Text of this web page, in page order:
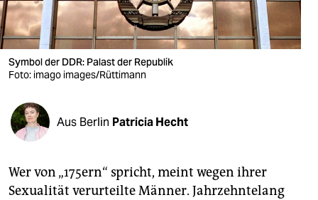
verlag
verlag
veranstaltungen
shop
fragen & hilfe
abo
Symbol der DDR: Palast der Republik
Foto: imago images/Rüttimann
Aus Berlin Patricia Hecht
Wer von „175ern“ spricht, meint wegen ihrer
Sexualität verurteilte Männer. Jahrzehntelang